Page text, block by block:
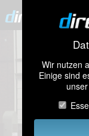
Wir nutzen
Einige sind